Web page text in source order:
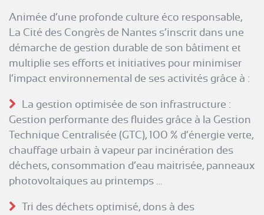
Animée d’une profonde culture éco responsable,
La Cité des Congrès de Nantes s’inscrit dans une
démarche de gestion durable de son bâtiment et
multiplie ses efforts et initiatives pour minimiser
l’impact environnemental de ses activités grâce à :
La gestion optimisée de son infrastructure :
Gestion performante des fluides grâce à la Gestion
Technique Centralisée (GTC), 100 % d’énergie verte,
chauffage urbain à vapeur par incinération des
déchets, consommation d’eau maitrisée, panneaux
photovoltaiques au printemps …
Tri des déchets optimisé, dons à des